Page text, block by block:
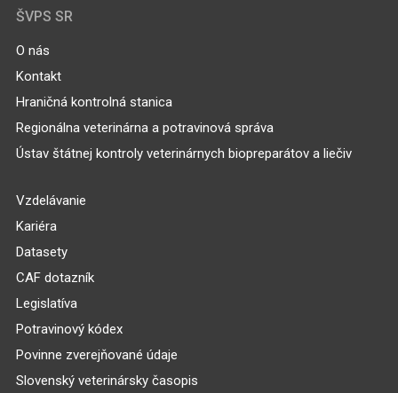
ŠVPS SR
O nás
Kontakt
Hraničná kontrolná stanica
Regionálna veterinárna a potravinová správa
Ústav štátnej kontroly veterinárnych biopreparátov a liečiv
Vzdelávanie
Kariéra
Datasety
CAF dotazník
Legislatíva
Potravinový kódex
Povinne zverejňované údaje
Slovenský veterinársky časopis